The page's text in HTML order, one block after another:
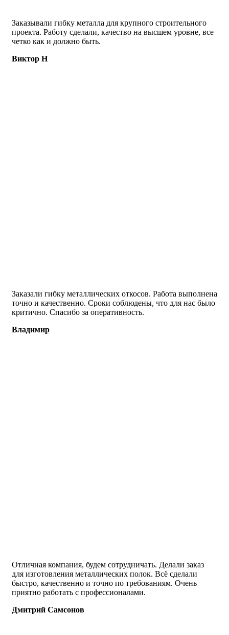
Заказывали гибку металла для крупного строительного
проекта. Работу сделали, качество на высшем уровне, все
четко как и должно быть.
Виктор Н
Заказали гибку металлических откосов. Работа выполнена
точно и качественно. Сроки соблюдены, что для нас было
критично. Спасибо за оперативность.
Владимир
Отличная компания, будем сотрудничать. Делали заказ
для изготовления металлических полок. Всё сделали
быстро, качественно и точно по требованиям. Очень
приятно работать с профессионалами.
Дмитрий Самсонов